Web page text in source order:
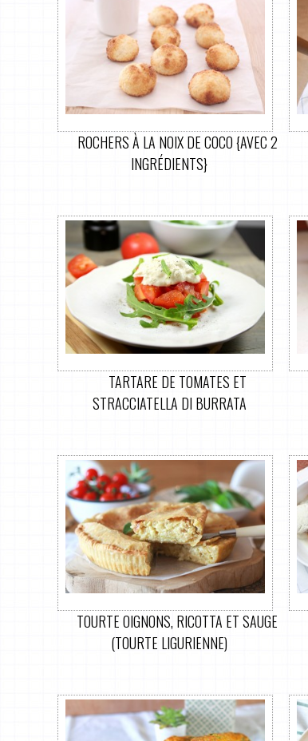
ROCHERS À LA NOIX DE COCO {AVEC 2
INGRÉDIENTS}
TARTARE DE TOMATES ET
STRACCIATELLA DI BURRATA
TOURTE OIGNONS, RICOTTA ET SAUGE
(TOURTE LIGURIENNE)